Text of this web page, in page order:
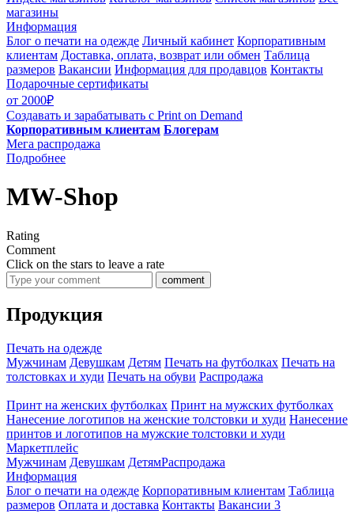
магазины
Информация
Блог о печати на одежде Личный кабинет Корпоративным
клиентам Доставка, оплата, возврат или обмен Таблица
размеров Вакансии Информация для продавцов Контакты
Подарочные сертификаты
от 2000₽
Создавать и зарабатывать с Print on Demand
Корпоративным клиентам Блогерам
Мега распродажа
Подробнее
MW-Shop
Rating
Comment
Click on the stars to leave a rate
comment
Продукция
Печать на одежде
Мужчинам Девушкам Детям Печать на футболках Печать на
толстовках и худи Печать на обуви Распродажа
Принт на женских футболках Принт на мужских футболках
Нанесение логотипов на женские толстовки и худи Нанесение
принтов и логотипов на мужские толстовки и худи
Маркетплейс
Мужчинам Девушкам ДетямРаспродажа
Информация
Блог о печати на одежде Корпоративным клиентам Таблица
размеров Оплата и доставка Контакты Вакансии 3